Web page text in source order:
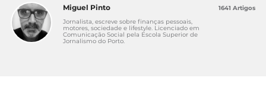
Miguel Pinto
Jornalista, escreve sobre finanças pessoais,
motores, sociedade e lifestyle. Licenciado em
Comunicação Social pela Escola Superior de
Jornalismo do Porto.
1641 Artigos